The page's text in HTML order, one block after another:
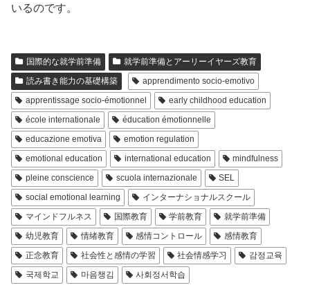
いるのです。
国際的な就学前準備
就学前準備とアーリーイヤーズ教育
読み書き能力の基礎構築
apprendimento socio-emotivo
apprentissage socio-émotionnel
early childhood education
école internationale
éducation émotionnelle
educazione emotiva
emotion regulation
emotional education
international education
mindfulness
pleine conscience
scuola internazionale
SEL
social emotional learning
インターナショナルスクール
マインドフルネス
国際教育 学前教育
就学前準備
幼児教育
情绪教育 感情コントロール
感情教育
正念教育
社会性と感情の学習 社会情感学习
감정교육
국제학교
마음챙김 사회정서학습